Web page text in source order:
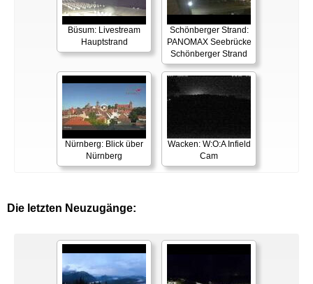
Büsum: Livestream
Hauptstrand
Schönberger Strand:
PANOMAX Seebrücke
Schönberger Strand
Nürnberg: Blick über
Nürnberg
Wacken: W:O:A Infield
Cam
Die letzten Neuzugänge: